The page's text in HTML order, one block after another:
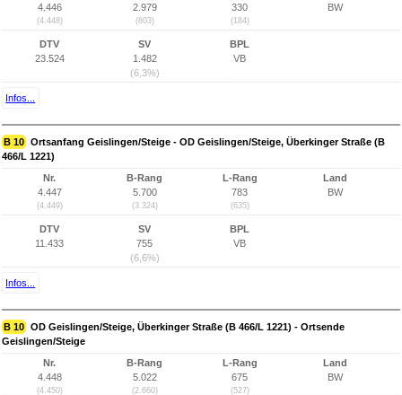
4.446
(4.448)
2.979
(803)
330
(184)
BW
DTV
23.524
SV
1.482
(6,3%)
BPL
VB
Infos...
B 10 Ortsanfang Geislingen/Steige - OD Geislingen/Steige, Überkinger Straße (B
466/L 1221)
Nr.
4.447
(4.449)
B-Rang
5.700
(3.324)
L-Rang
783
(635)
Land
BW
DTV
11.433
SV
755
(6,6%)
BPL
VB
Infos...
B 10 OD Geislingen/Steige, Überkinger Straße (B 466/L 1221) - Ortsende
Geislingen/Steige
Nr.
4.448
(4.450)
B-Rang
5.022
(2.660)
L-Rang
675
(527)
Land
BW